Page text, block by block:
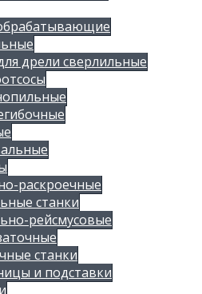
дрели сверлильные
раскроечные
станки
рейсмусовые
станки
и подставки